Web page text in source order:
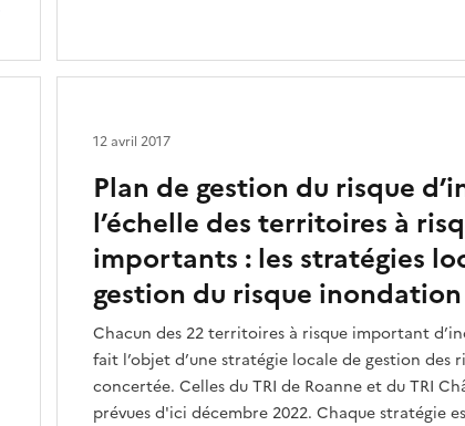
Plan de gestion du risque
l’échelle des territoires à
importants : les stratégies
gestion du risque
Chacun des 22 territoires à risque important
fait l’objet d’une stratégie locale de gestion des
concertée. Celles du TRI de Roanne et du TRI
prévues d'ici décembre 2022. Chaque stratégie
12 avril 2017